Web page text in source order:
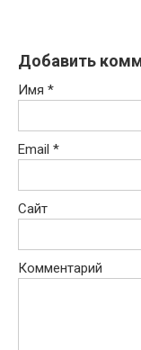
Добавить
Имя *
Email *
Сайт
Комментарий